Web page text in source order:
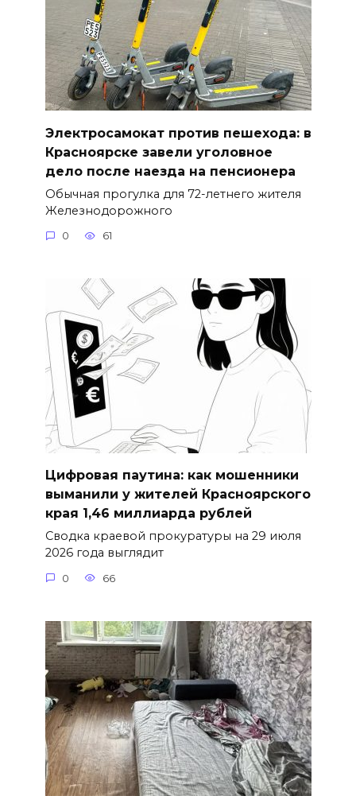
Электросамокат против пешехода: в
Красноярске завели уголовное
дело после наезда на пенсионера
Обычная прогулка для 72-летнего жителя
Железнодорожного
0 61
Цифровая паутина: как мошенники
выманили у жителей Красноярского
края 1,46 миллиарда рублей
Сводка краевой прокуратуры на 29 июля
2026 года выглядит
0 66